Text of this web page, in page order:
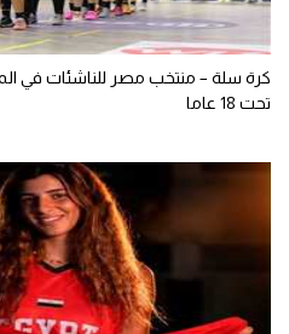
كرة سلة – منتخب مصر للناشئات في
تحت 18 عاما